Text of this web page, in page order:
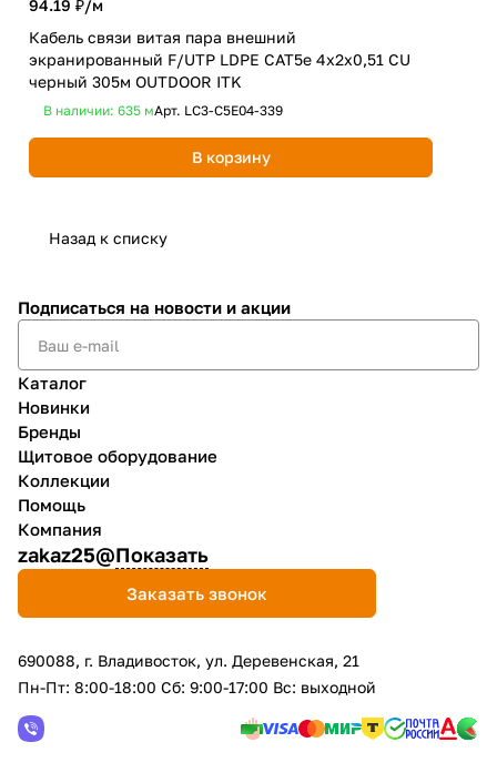
94.19 ₽/м
Кабель связи витая пара внешний
экранированный F/UTP LDPE CAT5e 4х2х0,51 CU
черный 305м OUTDOOR ITK
В наличии: 635 мАрт. LC3-C5E04-339
В корзину
Назад к списку
Подписаться на новости и акции
Каталог
Новинки
Бренды
Щитовое оборудование
Коллекции
Помощь
Компания
zakaz25@Показать
Заказать звонок
690088, г. Владивосток, yл. Деревенская, 21
Пн-Пт: 8:00-18:00 Сб: 9:00-17:00 Вс: выходной